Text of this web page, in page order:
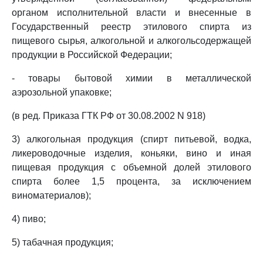
органом исполнительной власти и внесенные в
Государственный реестр этилового спирта из
пищевого сырья, алкогольной и алкогольсодержащей
продукции в Российской Федерации;
- товары бытовой химии в металлической
аэрозольной упаковке;
(в ред. Приказа ГТК РФ от 30.08.2002 N 918)
3) алкогольная продукция (спирт питьевой, водка,
ликероводочные изделия, коньяки, вино и иная
пищевая продукция с объемной долей этилового
спирта более 1,5 процента, за исключением
виноматериалов);
4) пиво;
5) табачная продукция;